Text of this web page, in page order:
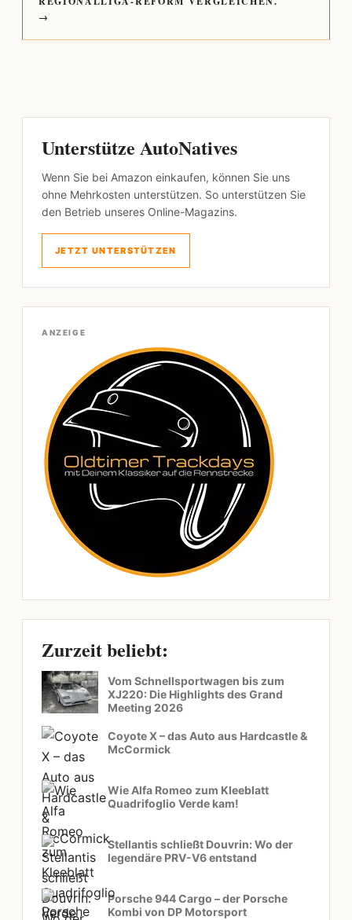
→
Unterstütze AutoNatives
Wenn Sie bei Amazon einkaufen, können Sie uns
ohne Mehrkosten unterstützen. So unterstützen Sie
den Betrieb unseres Online-Magazins.
JETZT UNTERSTÜTZEN
ANZEIGE
Zurzeit beliebt:
Vom Schnellsportwagen bis zum
XJ220: Die Highlights des Grand
Meeting 2026
Coyote X – das Auto aus Hardcastle &
McCormick
Wie Alfa Romeo zum Kleeblatt
Quadrifoglio Verde kam!
Stellantis schließt Douvrin: Wo der
legendäre PRV-V6 entstand
Porsche 944 Cargo – der Porsche
Kombi von DP Motorsport